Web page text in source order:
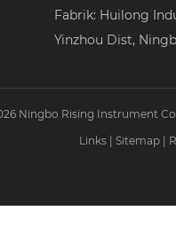
Ünvan
Ofis: 1907-1910,
Yinzhou Dist,
Links | Sitemap |